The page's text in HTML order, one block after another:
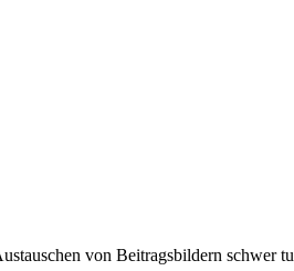
von Beitragsbildern schwer